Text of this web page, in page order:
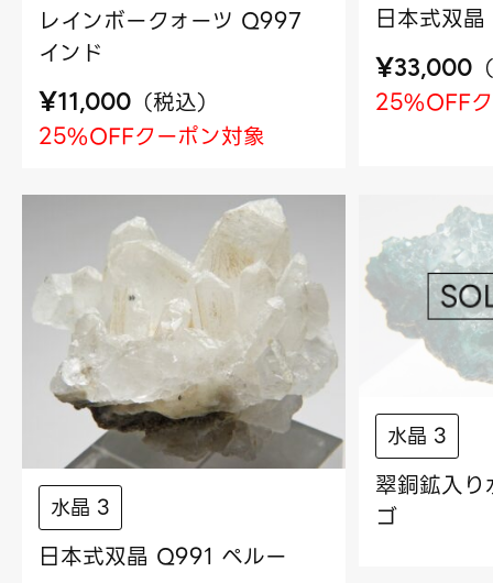
レインボークォーツ Q997
インド
¥11,000 （税込）
25%OFFクーポン対象
日本式双
¥33,000 （
25%OFF
水晶 3
日本式双晶 Q991 ペルー
水晶 3
翠銅鉱入
ゴ